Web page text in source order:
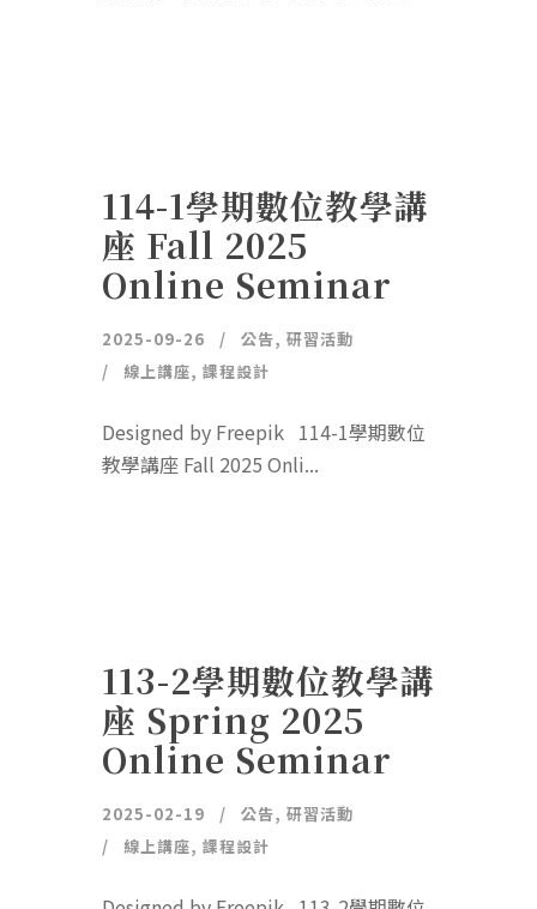
114-1學期數位教學講
座 Fall 2025
Online Seminar
2025-09-26 公告, 研習活動
線上講座, 課程設計
Designed by Freepik 114-1學期數位
教學講座 Fall 2025 Onli...
113-2學期數位教學講
座 Spring 2025
Online Seminar
2025-02-19 公告, 研習活動
線上講座, 課程設計